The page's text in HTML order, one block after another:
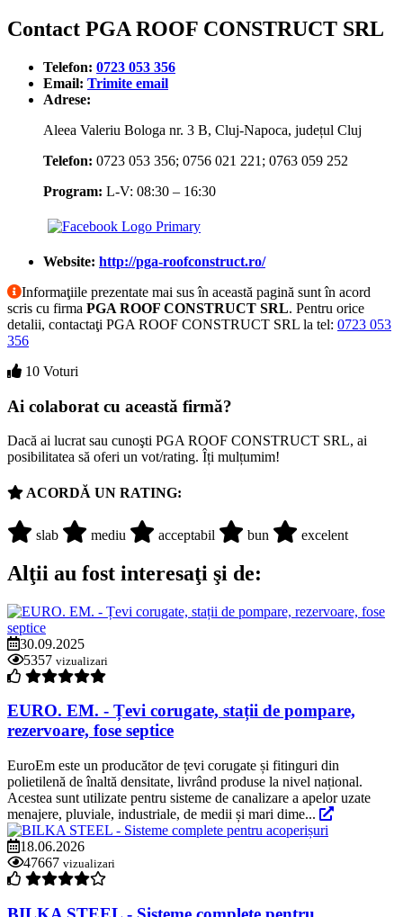
Contact PGA ROOF CONSTRUCT SRL
Telefon: 0723 053 356
Email: Trimite email
Adrese:
Aleea Valeriu Bologa nr. 3 B, Cluj-Napoca, județul Cluj
Telefon: 0723 053 356; 0756 021 221; 0763 059 252
Program: L-V: 08:30 – 16:30
Website: http://pga-roofconstruct.ro/
Informaţiile prezentate mai sus în această pagină sunt în acord
scris cu firma PGA ROOF CONSTRUCT SRL. Pentru orice
detalii, contactaţi PGA ROOF CONSTRUCT SRL la tel: 0723 053
356
10 Voturi
Ai colaborat cu această firmă?
Dacă ai lucrat sau cunoşti PGA ROOF CONSTRUCT SRL, ai
posibilitatea să oferi un vot/rating. Îți mulțumim!
ACORDĂ UN RATING:
slab mediu acceptabil bun excelent
Alţii au fost interesaţi şi de:
30.09.2025
5357 vizualizari
EURO. EM. - Țevi corugate, stații de pompare,
rezervoare, fose septice
EuroEm este un producător de țevi corugate și fitinguri din
polietilenă de înaltă densitate, livrând produse la nivel național.
Acestea sunt utilizate pentru sisteme de canalizare a apelor uzate
menajere, pluviale, industriale, de medii și mari dime...
18.06.2026
47667 vizualizari